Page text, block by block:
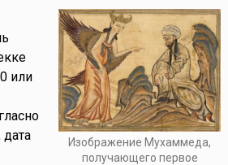
Изображение Мухаммеда,
получающего первое
или